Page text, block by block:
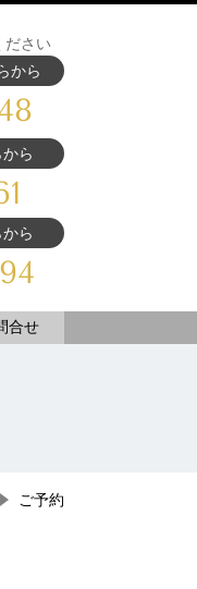
ださい
から
ら
ら
合せ
ご予約